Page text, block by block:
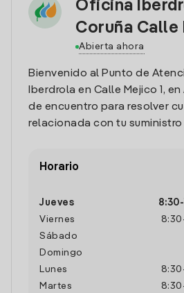
Oficina
Coruña Calle
Abierta ahora
Bienvenido al Punto de
Iberdrola en Calle Mejico 1,
de encuentro para resolver
relacionada con tu
Horario
Jueves 8:30-
Viernes
8:30
Sábado
Domingo
Lunes
8:30
Martes
8:30